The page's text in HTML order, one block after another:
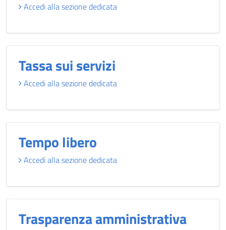
Accedi alla sezione dedicata
Tassa sui servizi
Accedi alla sezione dedicata
Tempo libero
Accedi alla sezione dedicata
Trasparenza amministrativa